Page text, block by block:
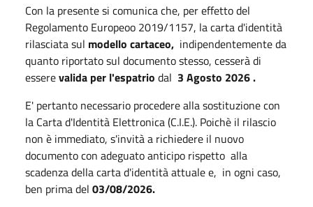
Con la presente si comunica che, per effetto del
Regolamento Europeoo 2019/1157, la carta d'identità
rilasciata sul modello cartaceo, indipendentemente da
quanto riportato sul documento stesso, cesserà di
esserevalida per l'espatrio dal 3 Agosto 2026 .
E' pertanto necessario procedere alla sostituzione con
la Carta d'Identità Elettronica (C.I.E.). Poichè il rilascio
non è immediato, s'invità a richiedere il nuovo
documento con adeguato anticipo rispetto alla
scadenza della carta d'identità attuale e, in ogni caso,
ben prima del 03/08/2026.